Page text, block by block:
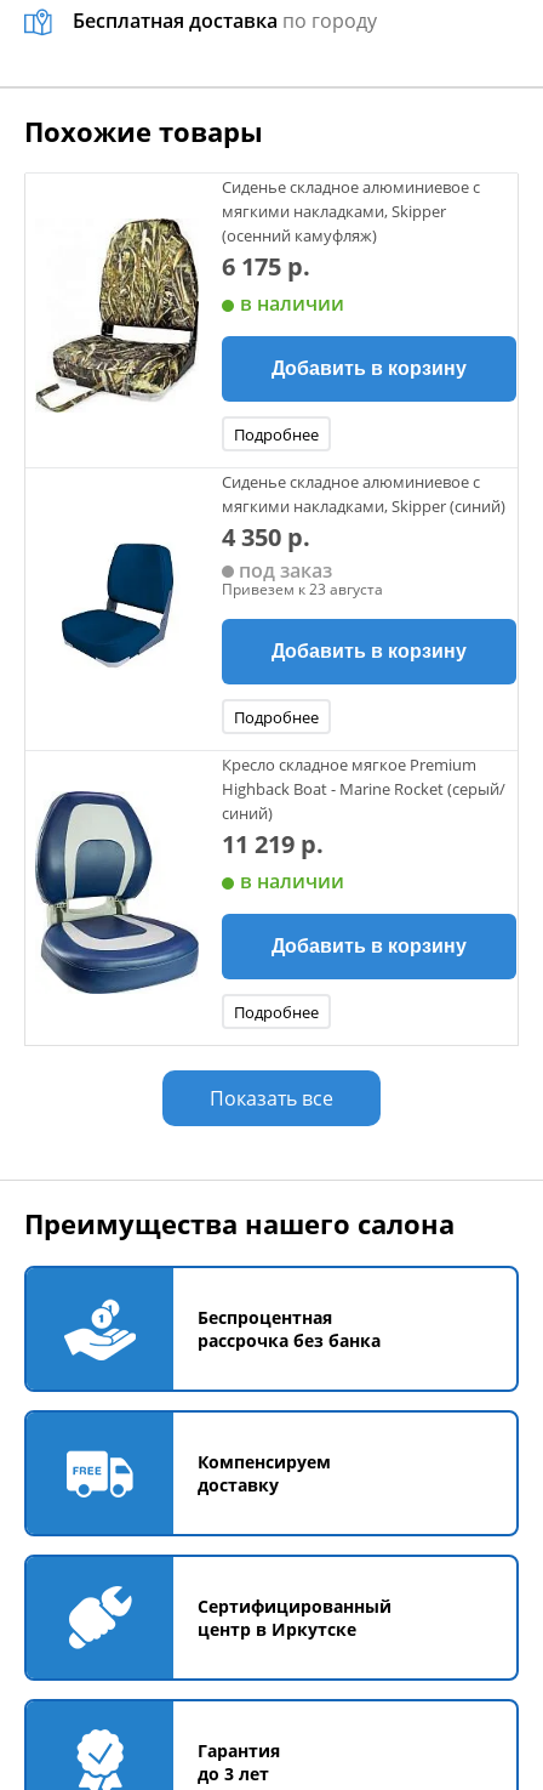
Бесплатная доставка по городу
Похожие товары
Сиденье складное алюминиевое с
мягкими накладками, Skipper
(осенний камуфляж)
6 175 р.
в наличии
Добавить в корзину
Подробнее
Сиденье складное алюминиевое с
мягкими накладками, Skipper (синий)
4 350 р.
под заказ
Привезем к 23 августа
Добавить в корзину
Подробнее
Кресло складное мягкое Premium
Highback Boat - Marine Rocket (серый/
синий)
11 219 р.
в наличии
Добавить в корзину
Подробнее
Показать все
Преимущества нашего салона
Беспроцентная
рассрочка без банка
Компенсируем
доставку
Сертифицированный
центр в Иркутске
Гарантия
до 3 лет